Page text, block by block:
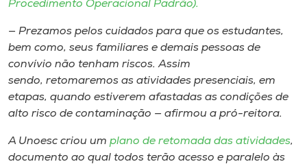
Procedimento Operacional Padrão).
— Prezamos pelos cuidados para que os estudantes,
bem como, seus familiares e demais pessoas de
convívio não tenham riscos. Assim
sendo, retomaremos as atividades presenciais, em
etapas, quando estiverem afastadas as condições de
alto risco de contaminação — afirmou a pró-reitora.
A Unoesc criou um plano de retomada das atividades,
documento ao qual todos terão acesso e paralelo às